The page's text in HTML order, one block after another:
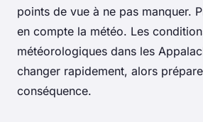
points de vue à ne pas manquer.
en compte la météo. Les
météorologiques dans les
changer rapidement, alors
conséquence.